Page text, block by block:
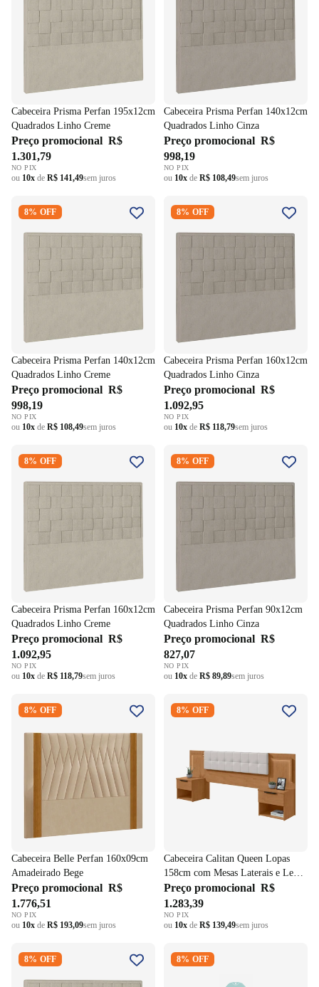
Cabeceira Prisma Perfan 195x12cm
Quadrados Linho Creme
Preço promocional R$
1.301,79
NO PIX
ou 10x de R$ 141,49sem juros
Cabeceira Prisma Perfan 140x12cm
Quadrados Linho Cinza
Preço promocional R$
998,19
NO PIX
ou 10x de R$ 108,49sem juros
140x12cm Quadrados Linho
8% OFF
Cabeceira Prisma Perfan 140x12cm
Quadrados Linho Creme
Preço promocional R$
998,19
NO PIX
ou 10x de R$ 108,49sem juros
160x12cm Quadrados Linho
8% OFF
Cabeceira Prisma Perfan 160x12cm
Quadrados Linho Cinza
Preço promocional R$
1.092,95
NO PIX
ou 10x de R$ 118,79sem juros
160x12cm Quadrados Linho
8% OFF
Cabeceira Prisma Perfan 160x12cm
Quadrados Linho Creme
Preço promocional R$
1.092,95
NO PIX
ou 10x de R$ 118,79sem juros
90x12cm Quadrados Linho
8% OFF
Cabeceira Prisma Perfan 90x12cm
Quadrados Linho Cinza
Preço promocional R$
827,07
NO PIX
ou 10x de R$ 89,89sem juros
160x09cm Amadeirado Bege
8% OFF
Cabeceira Belle Perfan 160x09cm
Amadeirado Bege
Preço promocional R$
1.776,51
NO PIX
ou 10x de R$ 193,09sem juros
158cm com Mesas Laterais e
8% OFF
Cabeceira Calitan Queen Lopas
158cm com Mesas Laterais e Led
Amêndoa e Off White
Preço promocional R$
1.283,39
NO PIX
ou 10x de R$ 139,49sem juros
90x12cm Quadrados Linho
8% OFF
140x08cm Linho Bege
8% OFF